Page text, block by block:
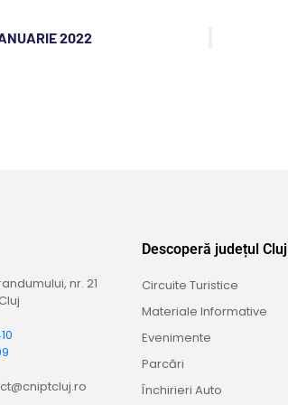
2022
nr. 21
Descoperă județul Cluj
Circuite Turistice
Materiale Informative
Evenimente
Parcări
Închirieri Auto